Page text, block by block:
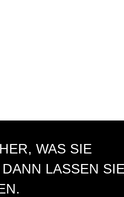
WAS SIE
LASSEN SIE